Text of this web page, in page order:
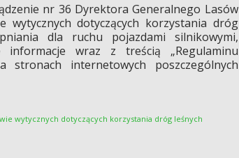
nr 36 Dyrektora Generalnego Lasów
dotyczących korzystania dróg
dla ruchu pojazdami silnikowymi,
informacje wraz z treścią „Regulaminu
internetowych poszczególnych
wytycznych dotyczących korzystania dróg leśnych